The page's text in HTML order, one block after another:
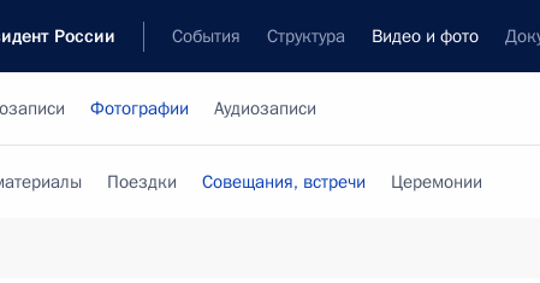
России События Структура Видео и фото
Фотографии Аудиозаписи
Поездки Совещания, встречи Церемонии